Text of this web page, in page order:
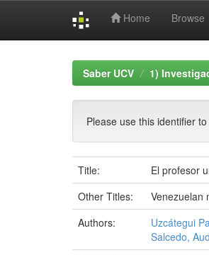
Home Browse
Saber UCV 1)
Please use this identifier
Title:
El profesor
Other Titles:
Venezuelan
Authors:
Uzcátegui
Salcedo,